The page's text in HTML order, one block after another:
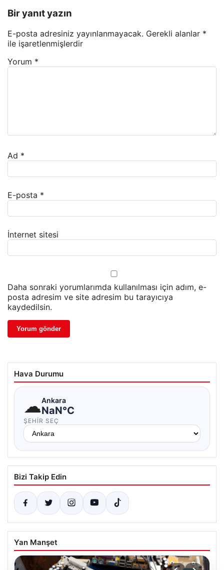
Bir yanıt yazın
E-posta adresiniz yayınlanmayacak. Gerekli alanlar *
ile işaretlenmişlerdir
Yorum *
Ad *
E-posta *
İnternet sitesi
Daha sonraki yorumlarımda kullanılması için adım, e-
posta adresim ve site adresim bu tarayıcıya
kaydedilsin.
Hava Durumu
☁Ankara
NaN°C
ŞEHIR SEÇ
Bizi Takip Edin
Yan Manşet